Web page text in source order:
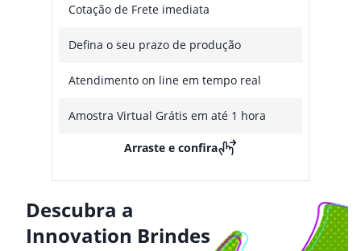
Cotação de Frete imediata
Defina o seu prazo de produção
Atendimento on line em tempo real
Amostra Virtual Grátis em até 1 hora
Arraste e confira
Descubra a
Innovation Brindes